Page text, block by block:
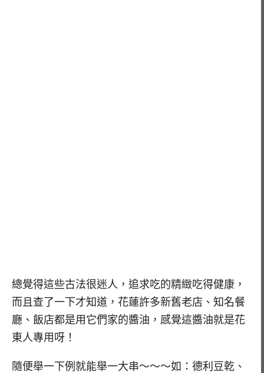
總覺得這些古法很迷人，追求吃的精緻吃得健康，
而且查了一下才知道，花蓮許多新舊老店、知名餐
廳、飯店都是用它們家的醬油，感覺這醬油就是花
東人專用呀！
隨便舉一下例就能舉一大串～～～如：德利豆乾、